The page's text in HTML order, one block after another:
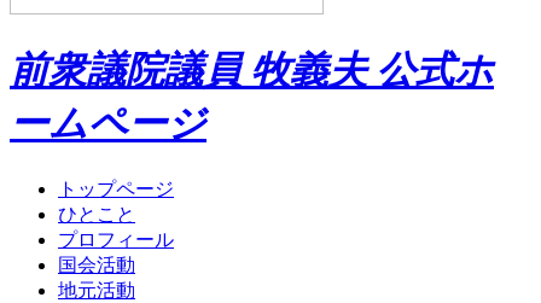
前衆議院議員 牧義夫 公式ホ
ームページ
トップページ
ひとこと
プロフィール
国会活動
地元活動